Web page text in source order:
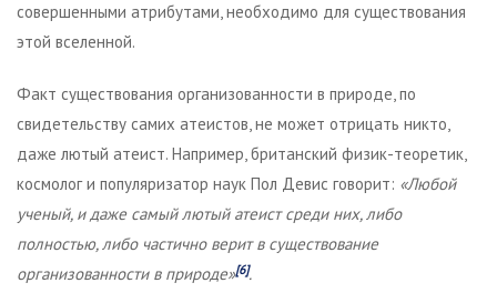
совершенными атрибутами, необходимо для существования
этой вселенной.
Факт существования организованности в природе, по
свидетельству самих атеистов, не может отрицать никто,
даже лютый атеист. Например, британский физик-теоретик,
космолог и популяризатор наук Пол Девис говорит: «Любой
ученый, и даже самый лютый атеист среди них, либо
полностью, либо частично верит в существование
организованности в природе»[6].